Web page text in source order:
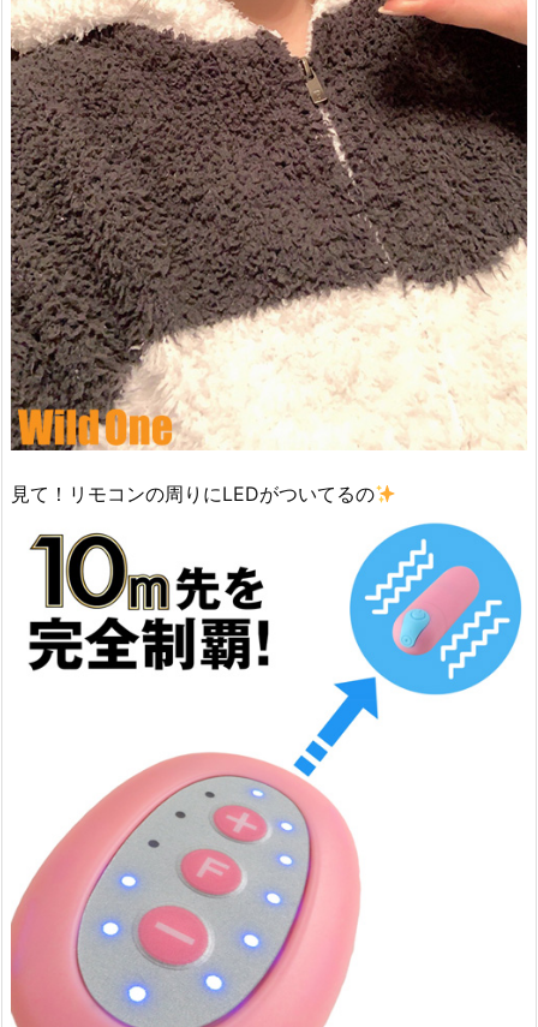
見て！リモコンの周りにLEDがついてるの